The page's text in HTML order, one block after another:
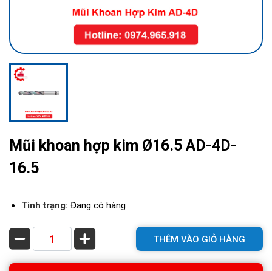
Mũi khoan hợp kim Ø16.5 AD-4D-
16.5
Tình trạng: Đang có hàng
THÊM VÀO GIỎ HÀNG